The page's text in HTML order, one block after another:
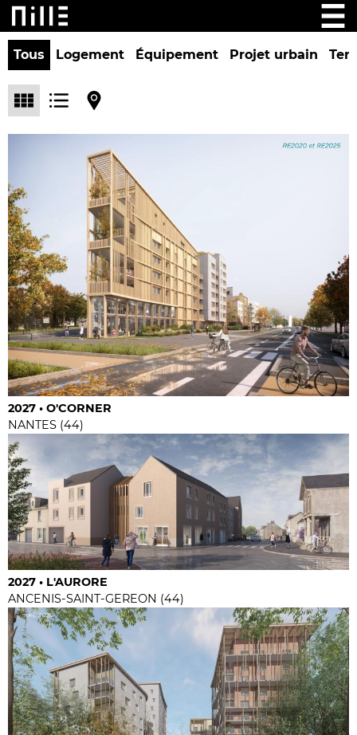
Tous Logement Équipement Projet urbain
2027 • O'CORNER
NANTES (44)
2027 • L'AURORE
ANCENIS-SAINT-GEREON (44)